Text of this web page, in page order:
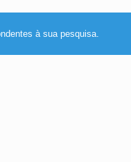
à sua pesquisa.